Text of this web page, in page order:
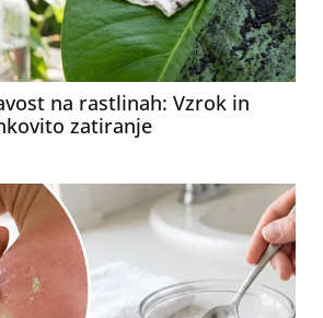
na rastlinah: Vzrok in
zatiranje